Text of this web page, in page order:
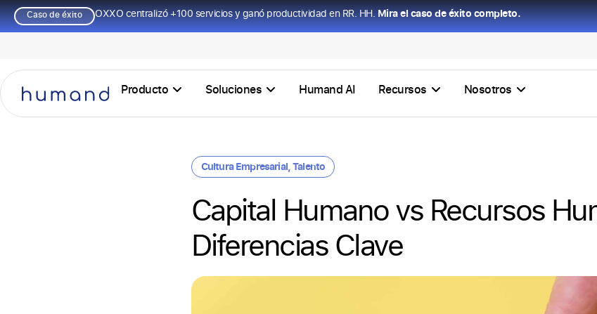
Caso de éxito OXXO centralizó +100 servicios y ganó productividad en RR. HH.Mira el caso de éxito completo.
Producto Soluciones Humand AI Recursos Nosotros
Cultura Empresarial,Talento
Capital Humano vs Recursos
Diferencias Clave